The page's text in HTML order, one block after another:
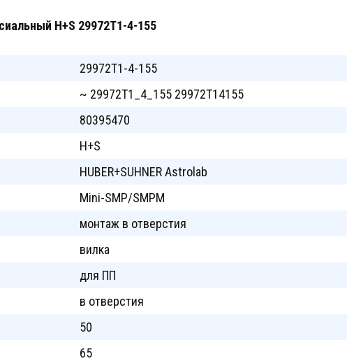
H+S 29972T1-4-155
29972T1-4-155
~ 29972T1_4_155 29972T14155
80395470
H+S
HUBER+SUHNER Astrolab
Mini-SMP/SMPM
монтаж в отверстия
вилка
для ПП
в отверстия
50
65